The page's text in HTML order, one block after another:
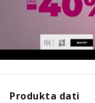
Produkta dati